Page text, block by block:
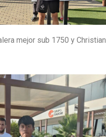
mejor sub 1750 y Christian